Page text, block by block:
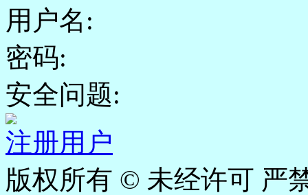
用户名:
密码:
安全问题:
注册用户
版权所有 © 未经许可 严